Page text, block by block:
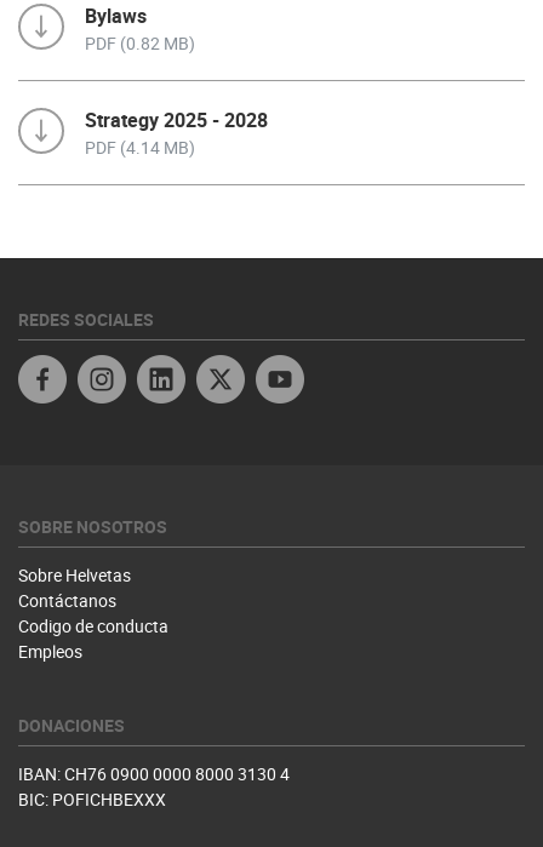
Bylaws
PDF (0.82 MB)
Strategy 2025 - 2028
PDF (4.14 MB)
REDES SOCIALES
Linkedin Twitter Honduras
SOBRE NOSOTROS
Sobre Helvetas
Contáctanos
Codigo de conducta
Empleos
DONACIONES
IBAN: CH76 0900 0000 8000 3130 4
BIC: POFICHBEXXX